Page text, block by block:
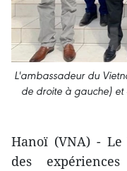
L'ambassadeur du
de droite à gauche) et
Hanoï (VNA) -
des